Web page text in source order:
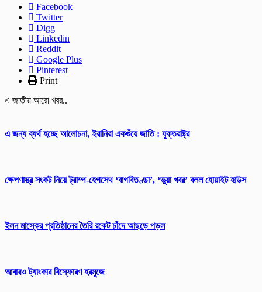
Facebook
Twitter
Digg
Linkedin
Reddit
Google Plus
Pinterest
Print
এ জাতীয় আরো খবর..
এ জন্য ব্যর্থ হচ্ছে আলোচনা, ইরানিরা একগুঁয়ে জাতি : যুক্তরাষ্ট্র
ক্ষেপণাস্ত্র সংকট নিয়ে ট্রাম্প-হেগসেথ ‘বাগবিতণ্ডা’, ‘ভুয়া খবর’ বলল হোয়াইট হাউস
ইলন মাস্কের প্রতিষ্ঠানের তৈরি রকেট চাঁদে আছড়ে পড়ল
আবারও ট্যাংকার বিস্ফোরণ হরমুজে